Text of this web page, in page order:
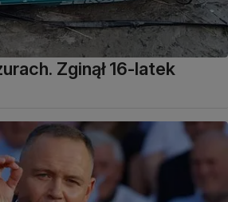
Zginął 16-latek